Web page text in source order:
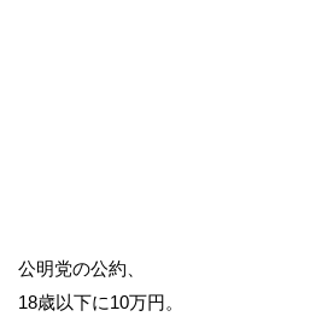
公明党の公約、
18歳以下に10万円。